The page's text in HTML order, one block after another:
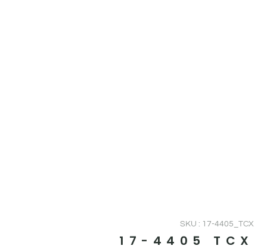
SKU : 17-4405_TCX
17-4405 TCX